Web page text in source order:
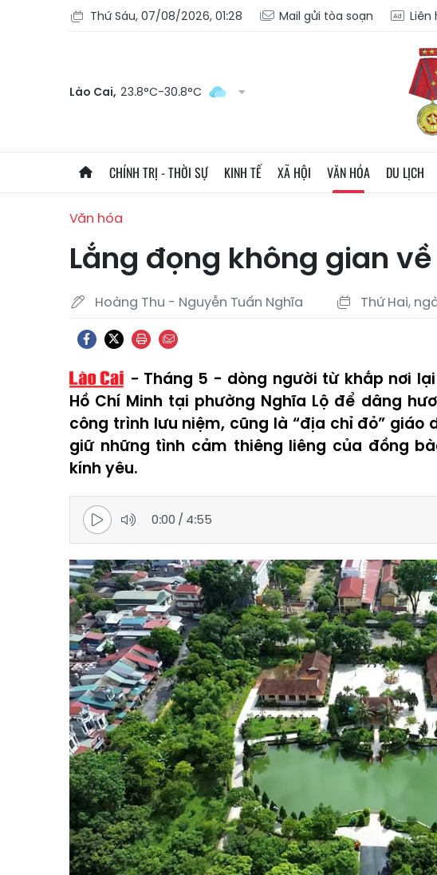
Thứ Sáu, 07/08/2026, 01:28 Mail gửi tòa soạn Liên
Lào Cai, 23.8°C-30.8°C
CHÍNH TRỊ - THỜI SỰ KINH TẾ XÃ HỘI VĂN HÓA DU LỊCH
Văn hóa
Lắng đọng không gian
Hoàng Thu - Nguyễn Tuấn Nghĩa Thứ Hai,
Tháng 5 - dòng người từ khắp nơi
Hồ Chí Minh tại phường Nghĩa Lộ để dâng
công trình lưu niệm, cũng là “địa chỉ đỏ”
giữ những tình cảm thiêng liêng của đồng
kính yêu.
0:00 / 4:55